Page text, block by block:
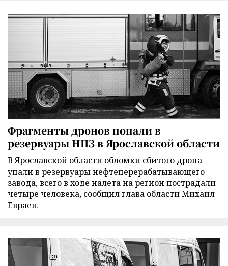
Фрагменты дронов попали в
резервуары НПЗ в Ярославской области
В Ярославской области обломки сбитого дрона
упали в резервуары нефтеперерабатывающего
завода, всего в ходе налета на регион пострадали
четыре человека, сообщил глава области Михаил
Евраев.